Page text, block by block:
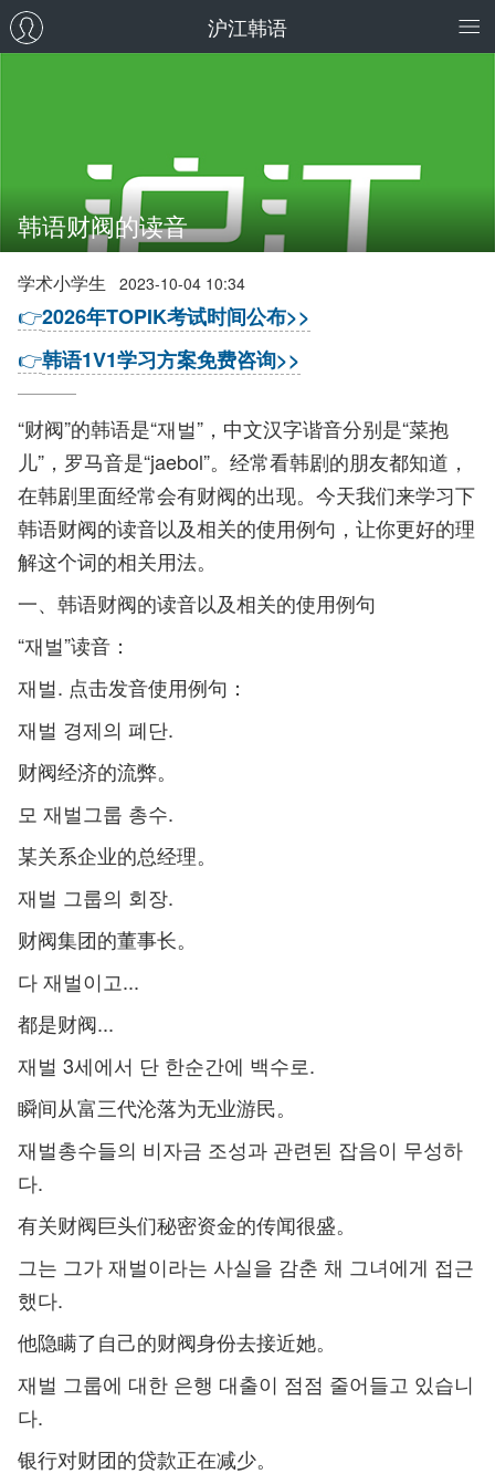
沪江韩语
韩语财阀的读音
学术小学生 2023-10-04 10:34
👉2026年TOPIK考试时间公布>>
👉韩语1V1学习方案免费咨询>>
“财阀”的韩语是“재벌”，中文汉字谐音分别是“菜抱
儿”，罗马音是“jaebol”。经常看韩剧的朋友都知道，
在韩剧里面经常会有财阀的出现。今天我们来学习下
韩语财阀的读音以及相关的使用例句，让你更好的理
解这个词的相关用法。
一、韩语财阀的读音以及相关的使用例句
“재벌”读音：
재벌. 点击发音使用例句：
재벌 경제의 폐단.
财阀经济的流弊。
모 재벌그룹 총수.
某关系企业的总经理。
재벌 그룹의 회장.
财阀集团的董事长。
다 재벌이고...
都是财阀...
재벌 3세에서 단 한순간에 백수로.
瞬间从富三代沦落为无业游民。
재벌총수들의 비자금 조성과 관련된 잡음이 무성하
다.
有关财阀巨头们秘密资金的传闻很盛。
그는 그가 재벌이라는 사실을 감춘 채 그녀에게 접근
했다.
他隐瞒了自己的财阀身份去接近她。
재벌 그룹에 대한 은행 대출이 점점 줄어들고 있습니
다.
银行对财团的贷款正在减少。